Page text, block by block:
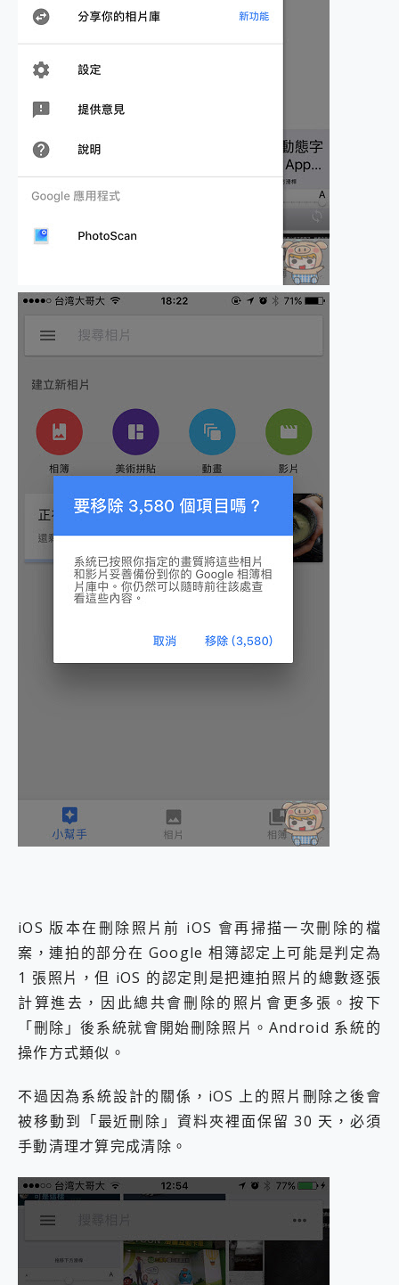
iOS 版本在刪除照片前 iOS 會再掃描一次刪除的檔
案，連拍的部分在 Google 相簿認定上可能是判定為
1 張照片，但 iOS 的認定則是把連拍照片的總數逐張
計算進去，因此總共會刪除的照片會更多張。按下
「刪除」後系統就會開始刪除照片。Android 系統的
操作方式類似。
不過因為系統設計的關係，iOS 上的照片刪除之後會
被移動到「最近刪除」資料夾裡面保留 30 天，必須
手動清理才算完成清除。